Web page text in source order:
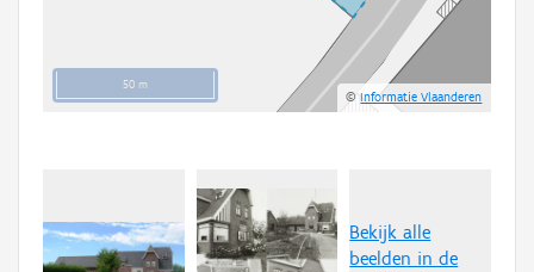
50 m
©Informatie Vlaanderen
Bekijk alle
beelden in de